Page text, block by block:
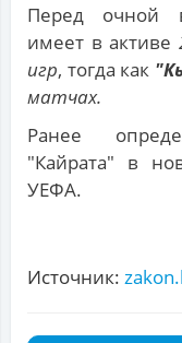
Перед очной
имеет в активе
игр, тогда как
матчах.
Ранее
"Кайрата" в
УЕФА.
Источник: